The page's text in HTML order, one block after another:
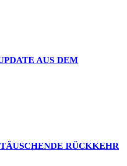
AUS DEM
RÜCKKEHR